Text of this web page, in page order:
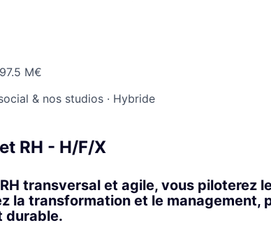
M€
& nos studios · Hybride
RH - H/F/X
transversal et agile, vous piloterez
la transformation et le management,
durable.